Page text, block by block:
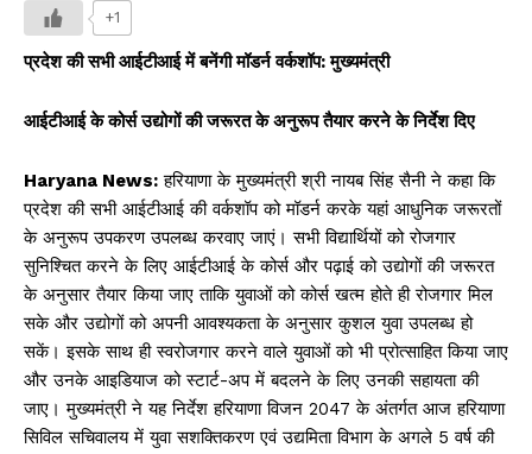
at
s
p
p
c
e
o
o
k
y
n
k
e
+1
प्रदेश की सभी आईटीआई में बनेंगी मॉडर्न वर्कशॉप: मुख्यमंत्री
आईटीआई के कोर्स उद्योगों की जरूरत के अनुरूप तैयार करने के निर्देश दिए
Haryana News: हरियाणा के मुख्यमंत्री श्री नायब सिंह सैनी ने कहा कि
प्रदेश की सभी आईटीआई की वर्कशॉप को मॉडर्न करके यहां आधुनिक जरूरतों
के अनुरूप उपकरण उपलब्ध करवाए जाएं। सभी विद्यार्थियों को रोजगार
सुनिश्चित करने के लिए आईटीआई के कोर्स और पढ़ाई को उद्योगों की जरूरत
के अनुसार तैयार किया जाए ताकि युवाओं को कोर्स खत्म होते ही रोजगार मिल
सके और उद्योगों को अपनी आवश्यकता के अनुसार कुशल युवा उपलब्ध हो
सकें। इसके साथ ही स्वरोजगार करने वाले युवाओं को भी प्रोत्साहित किया जाए
और उनके आइडियाज को स्टार्ट-अप में बदलने के लिए उनकी सहायता की
जाए। मुख्यमंत्री ने यह निर्देश हरियाणा विजन 2047 के अंतर्गत आज हरियाणा
सिविल सचिवालय में युवा सशक्तिकरण एवं उद्यमिता विभाग के अगले 5 वर्ष की